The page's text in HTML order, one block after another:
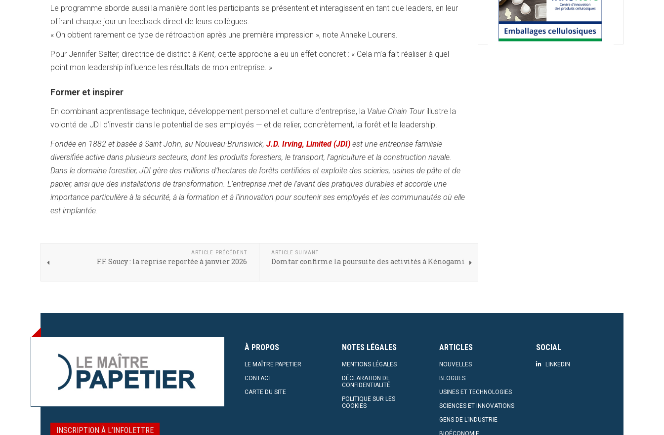
Le programme aborde aussi la manière dont les participants se présentent et interagissent en tant que leaders, en leur
offrant chaque jour un feedback direct de leurs collègues.
« On obtient rarement ce type de rétroaction après une première impression », note Anneke Lourens.
Pour Jennifer Salter, directrice de district à Kent, cette approche a eu un effet concret : « Cela m’a fait réaliser à quel
point mon leadership influence les résultats de mon entreprise. »
Former et inspirer
En combinant apprentissage technique, développement personnel et culture d’entreprise, la Value Chain Tourillustre la
volonté de JDI d’investir dans le potentiel de ses employés — et de relier, concrètement, la forêt et le leadership.
Fondée en 1882 et basée à Saint John, au Nouveau-Brunswick, J.D. Irving, Limited (JDI) est une entreprise familiale
diversifiée active dans plusieurs secteurs, dont les produits forestiers, le transport, l’agriculture et la construction navale.
Dans le domaine forestier, JDI gère des millions d’hectares de forêts certifiées et exploite des scieries, usines de pâte et de
papier, ainsi que des installations de transformation. L’entreprise met de l’avant des pratiques durables et accorde une
importance particulière à la sécurité, à la formation et à l’innovation pour soutenir ses employés et les communautés où elle
est implantée.
ARTICLE PRÉCÉDENT
F.F. Soucy : la reprise reportée à janvier 2026
ARTICLE SUIVANT
Domtar confirme la poursuite des activités à Kénogami
INSCRIPTION À L’INFOLETTRE
À PROPOS
LE MAÎTRE PAPETIER
CONTACT
CARTE DU SITE
NOTES LÉGALES
MENTIONS LÉGALES
DÉCLARATION DE
CONFIDENTIALITÉ
POLITIQUE SUR LES
COOKIES
ARTICLES
NOUVELLES
BLOGUES
USINES ET TECHNOLOGIES
SCIENCES ET INNOVATIONS
GENS DE L’INDUSTRIE
BIOÉCONOMIE
SOCIAL
LINKEDIN